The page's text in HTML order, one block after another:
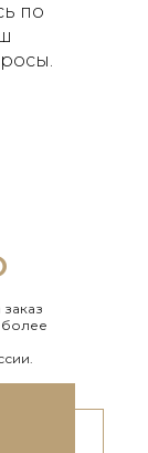
по
.
более